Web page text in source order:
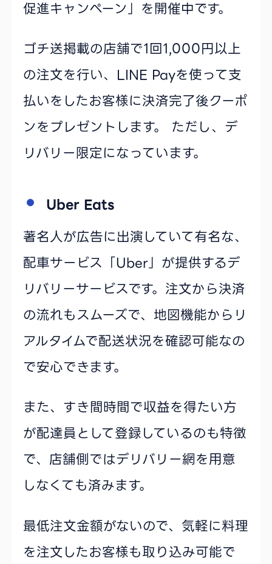
促進キャンペーン」を開催中です。
ゴチ送掲載の店舗で1回1,000円以上
の注文を行い、LINE Payを使って支
払いをしたお客様に決済完了後クーポ
ンをプレゼントします。 ただし、デ
リバリー限定になっています。
Uber Eats
著名人が広告に出演していて有名な、
配車サービス「Uber」が提供するデ
リバリーサービスです。注文から決済
の流れもスムーズで、地図機能からリ
アルタイムで配送状況を確認可能なの
で安心できます。
また、すき間時間で収益を得たい方
が配達員として登録しているのも特徴
で、店舗側ではデリバリー網を用意
しなくても済みます。
最低注文金額がないので、気軽に料理
を注文したお客様も取り込み可能で